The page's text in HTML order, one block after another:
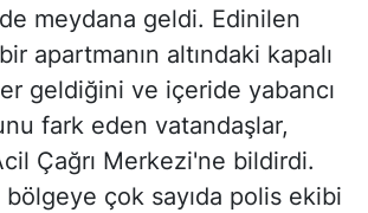
meydana geldi. Edinilen
apartmanın altındaki kapalı
geldiğini ve içeride yabancı
fark eden vatandaşlar,
Çağrı Merkezi'ne bildirdi.
çok sayıda polis ekibi